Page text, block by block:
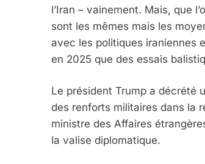
l’Iran – vainement. Mais, que
sont les mêmes mais les
avec les politiques iraniennes
en 2025 que des essais
Le président Trump a décrété
des renforts militaires dans la
ministre des Affaires
la valise diplomatique.